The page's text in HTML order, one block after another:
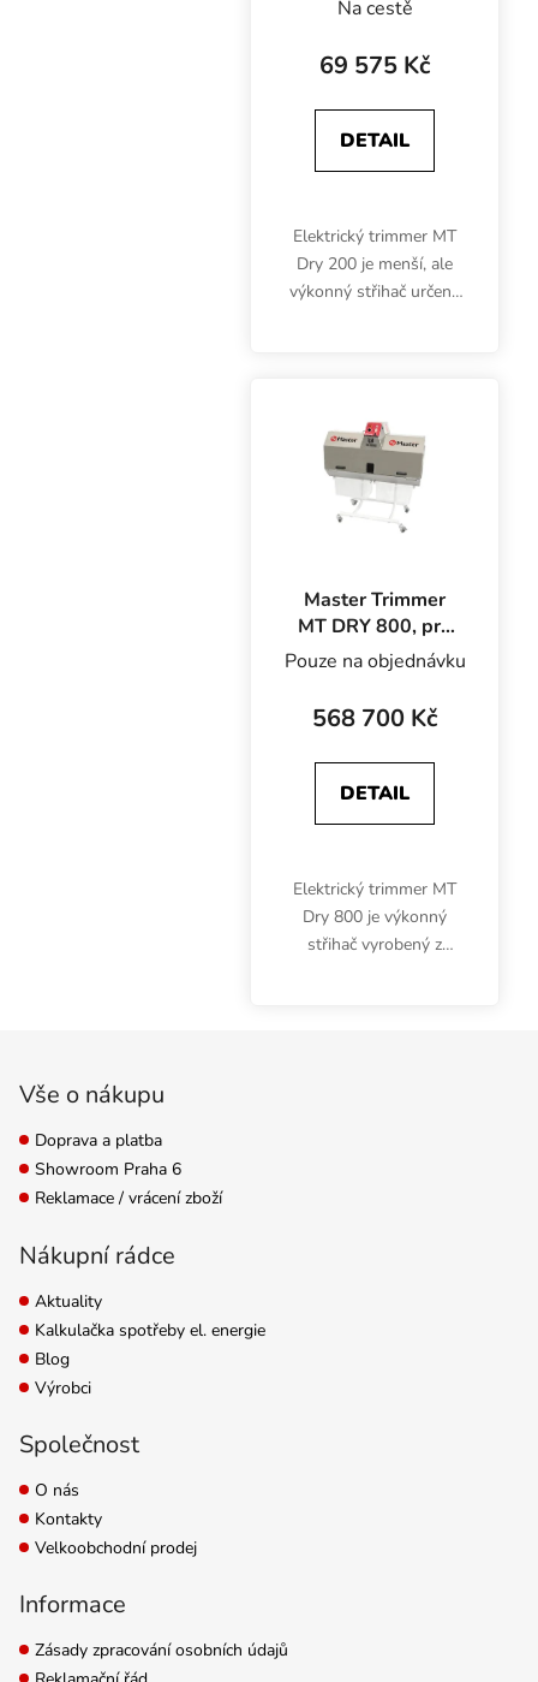
Na cestě
69 575 Kč
DETAIL
Elektrický trimmer MT
Dry 200 je menší, ale
výkonný střihač určený
Master Trimmer
MT DRY 800, pro
suchý trim
Pouze na objednávku
568 700 Kč
DETAIL
Elektrický trimmer MT
Dry 800 je výkonný
střihač vyrobený z
Vše o nákupu
Doprava a platba
Showroom Praha 6
Reklamace / vrácení zboží
Nákupní rádce
Aktuality
Kalkulačka spotřeby el. energie
Blog
Výrobci
Společnost
O nás
Kontakty
Velkoobchodní prodej
Informace
Zásady zpracování osobních údajů